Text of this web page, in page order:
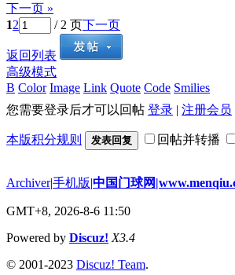
下一页 »
12 / 2 页下一页
返回列表
高级模式
B Color Image Link Quote Code Smilies
您需要登录后才可以回帖 登录 | 注册会员
本版积分规则 发表回复 回帖并转播
Archiver|手机版|中国门球网
GMT+8, 2026-8-6 11:50
Powered by Discuz! X3.4
© 2001-2023 Discuz! Team.